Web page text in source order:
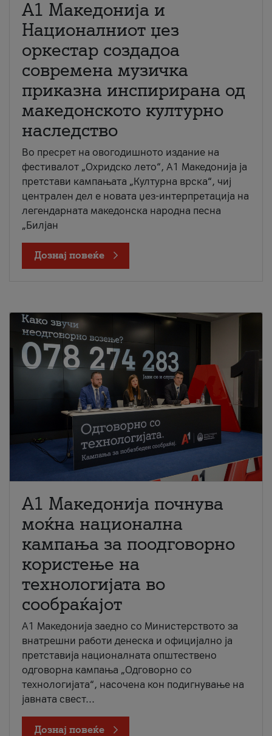
А1 Македонија и
Националниот џез
оркестар создадоа
современа музичка
приказна инспирирана од
македонското културно
наследство
Во пресрет на овогодишното издание на
фестивалот „Охридско лето“, А1 Македонија ја
претстави кампањата „Културна врска“, чиј
централен дел е новата џез-интерпретација на
легендарната македонска народна песна
„Билјан
Дознај повеќе
A1 Македонија почнува
моќна национална
кампања за поодговорно
користење на
технологијата во
сообраќајот
A1 Македонија заедно со Министерството за
внатрешни работи денеска и официјално ја
претставија националната општествено
одговорна кампања „Одговорно со
технологијата“, насочена кон подигнување на
јавната свест...
Дознај повеќе